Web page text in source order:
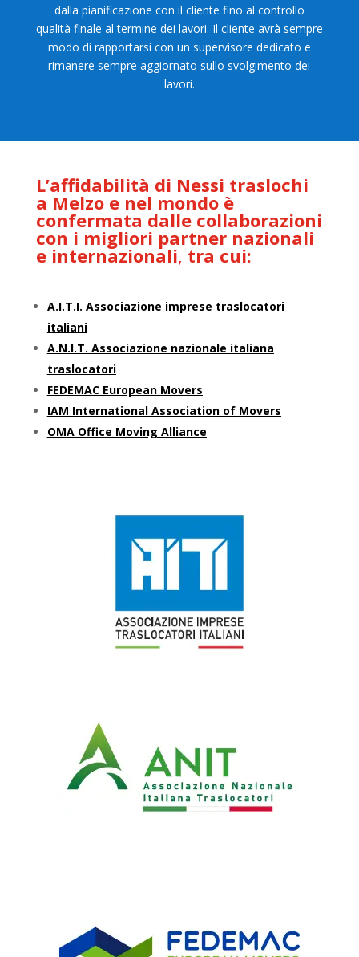
dalla pianificazione con il cliente fino al controllo
qualità finale al termine dei lavori. Il cliente avrà sempre
modo di rapportarsi con un supervisore dedicato e
rimanere sempre aggiornato sullo svolgimento dei
lavori.
L’affidabilità di Nessi traslochi
a Melzo e nel mondo è
confermata dalle collaborazioni
con i migliori partner nazionali
e internazionali, tra cui:
A.I.T.I. Associazione imprese traslocatori
italiani
A.N.I.T. Associazione nazionale italiana
traslocatori
FEDEMAC European Movers
IAM International Association of Movers
OMA Office Moving Alliance